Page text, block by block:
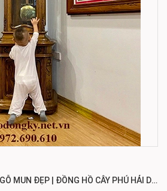
ĐỒNG HỒ CÂY QUẢ LẮC GỖ MUN ĐẸP | ĐỒNG HỒ CÂY PHÚ HẢI DH205